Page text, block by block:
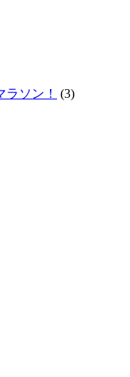
ソン！
(3)